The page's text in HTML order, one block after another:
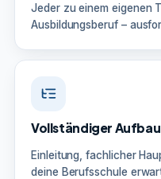
Jeder zu einem eigenen
Ausbildungsberuf –
Vollständiger Aufbau
Einleitung, fachlicher
deine Berufsschule